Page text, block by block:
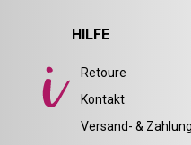
HILFE
Retoure
Kontakt
Versand- &